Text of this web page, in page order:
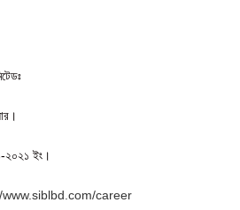
২০২১ ইং।
www.siblbd.com/career